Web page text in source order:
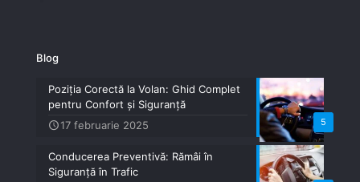
Blog
5
Poziția Corectă la Volan: Ghid Complet
pentru Confort și Siguranță
17 februarie 2025
Conducerea Preventivă: Rămâi în
Siguranță în Trafic